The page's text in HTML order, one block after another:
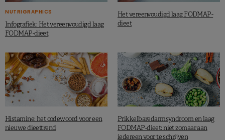
Bron
• Deutsche Gesellschaftfür Ernährung e.V.DGE-Ernährungskreis
NUTRIGRAPHICS
Infografiek: Het vereenvoudigd laag
FODMAP-dieet
Het vereenvoudigd laag FODMAP-
dieet
Histamine: het codewoord voor een
nieuwe dieettrend
Prikkelbaredarmsyndroom en laag
FODMAP-dieet: niet zomaar aan
iedereen voor te schrijven